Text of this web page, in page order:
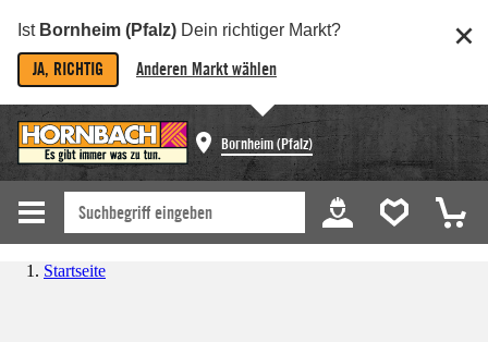
Ist Bornheim (Pfalz) Dein richtiger Markt?
JA, RICHTIG Anderen Markt wählen
Bornheim (Pfalz)
Startseite